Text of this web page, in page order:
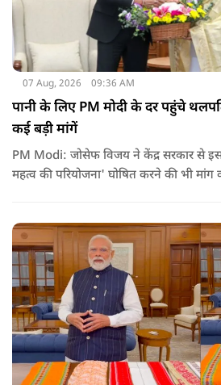
07 Aug, 2026 09:36 AM
पानी के लिए PM मोदी के दर पहुंचे
कई बड़ी मांगें
PM Modi: जोसेफ विजय ने केंद्र सरकार से इस परियोजना को 'राष्ट्रीय
महत्व की परियोजना' घोषित करने की भी मांग
की समस्या को काफी हद तक कम किया जा